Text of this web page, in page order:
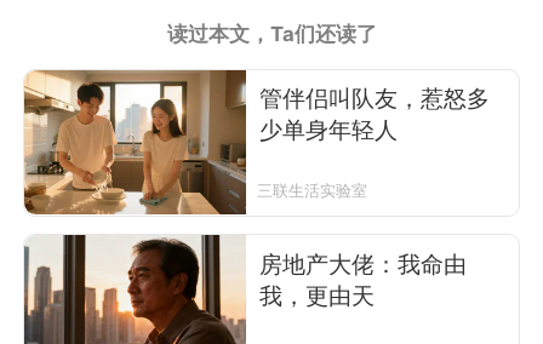
读过本文，Ta们还读了
管伴侣叫队友，惹怒多
少单身年轻人
三联生活实验室
房地产大佬：我命由
我，更由天